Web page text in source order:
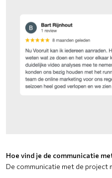
Hoe vind je de communicatie
De communicatie met de project